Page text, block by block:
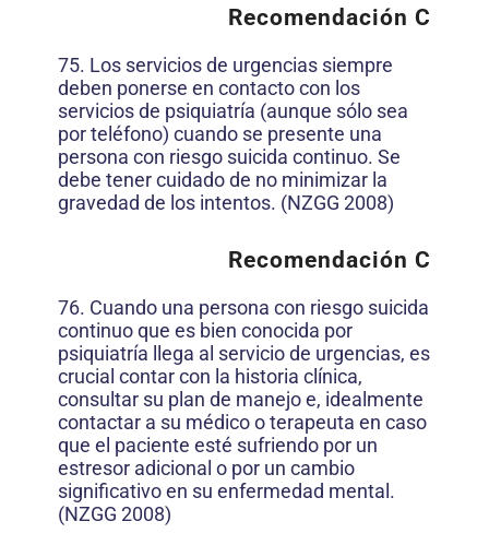
Recomendación C
75. Los servicios de urgencias siempre
deben ponerse en contacto con los
servicios de psiquiatría (aunque sólo sea
por teléfono) cuando se presente una
persona con riesgo suicida continuo. Se
debe tener cuidado de no minimizar la
gravedad de los intentos. (NZGG 2008)
Recomendación C
76. Cuando una persona con riesgo suicida
continuo que es bien conocida por
psiquiatría llega al servicio de urgencias, es
crucial contar con la historia clínica,
consultar su plan de manejo e, idealmente
contactar a su médico o terapeuta en caso
que el paciente esté sufriendo por un
estresor adicional o por un cambio
significativo en su enfermedad mental.
(NZGG 2008)